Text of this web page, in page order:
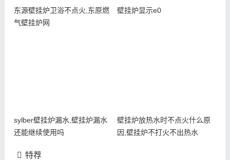
东源壁挂炉卫浴不点火,东原燃
气壁挂炉网
壁挂炉显示e0
sylber壁挂炉漏水,壁挂炉漏水
还能继续使用吗
壁挂炉放热水时不点火什么原
因,壁挂炉不打火不出热水
特荐